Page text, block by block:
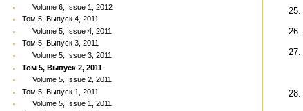
Volume 6, Issue 1, 2012
Том 5, Выпуск 4, 2011
Volume 5, Issue 4, 2011
Том 5, Выпуск 3, 2011
Volume 5, Issue 3, 2011
Том 5, Выпуск 2, 2011
Volume 5, Issue 2, 2011
Том 5, Выпуск 1, 2011
Volume 5, Issue 1, 2011